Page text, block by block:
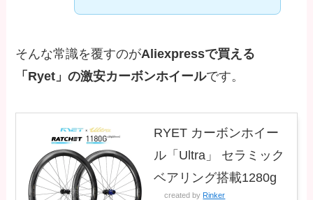
そんな常識を覆すのがAliexpressで買える
「Ryet」の激安カーボンホイールです。
RYET カーボンホイー
ル「Ultra」 セラミック
ベアリング搭載1280g
created by Rinker